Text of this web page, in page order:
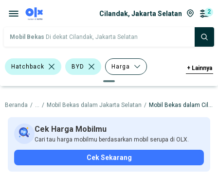
Cilandak, Jakarta Selatan 2
Mobil Bekas Di dekat Cilandak, Jakarta Selatan
Hatchback BYD Harga
Merek Dan Model Tahun
Tipe Bodi Tipe Membership
+ Lainnya
Beranda / ... / Mobil Bekas dalam Jakarta Selatan / Mobil Bekas dalam Cilandak
Cek Harga Mobilmu
Cari tau harga mobilmu berdasarkan mobil serupa di OLX.
Cek Sekarang